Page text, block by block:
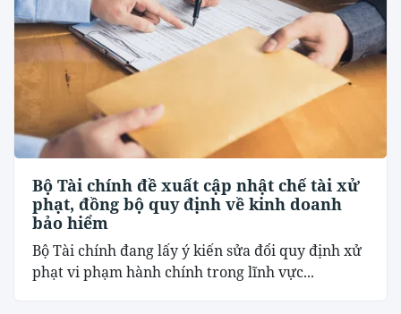
Bộ Tài chính đề xuất cập nhật chế tài xử
phạt, đồng bộ quy định về kinh doanh
bảo hiểm
Bộ Tài chính đang lấy ý kiến sửa đổi quy định xử
phạt vi phạm hành chính trong lĩnh vực...